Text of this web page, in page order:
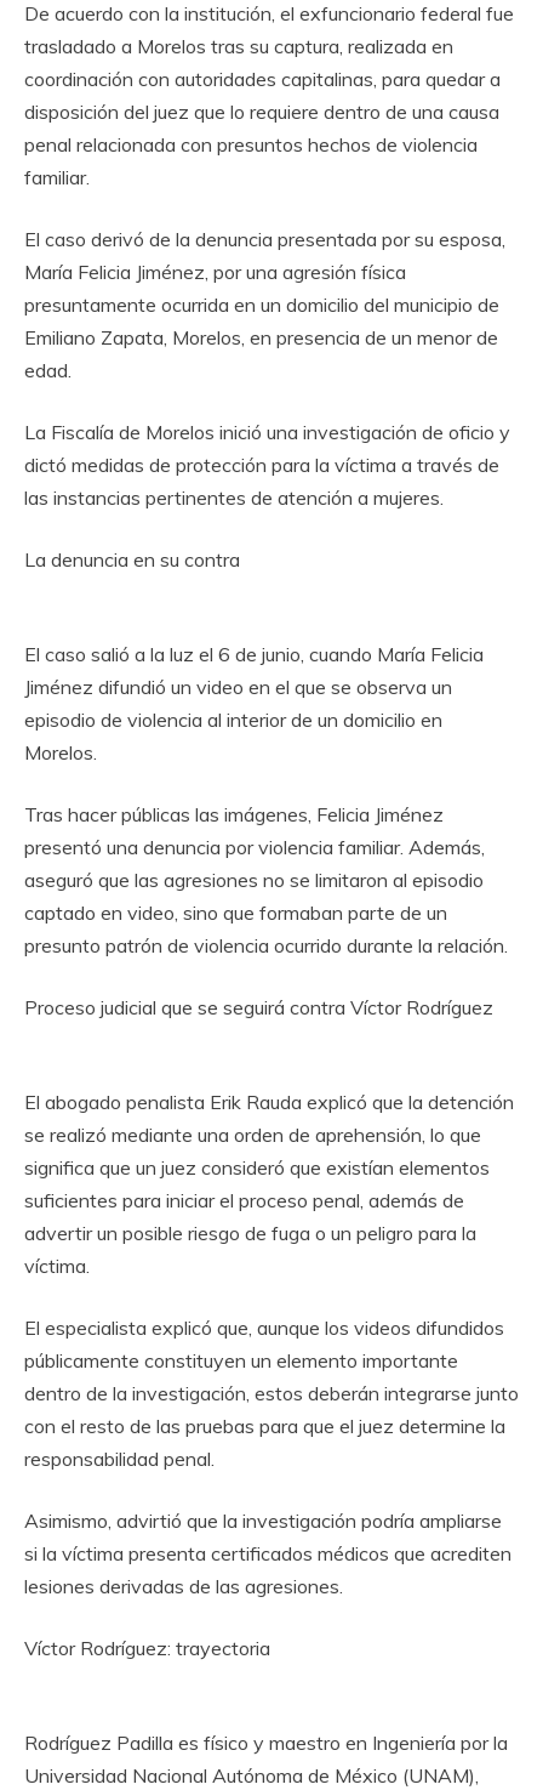
De acuerdo con la institución, el exfuncionario federal fue
trasladado a Morelos tras su captura, realizada en
coordinación con autoridades capitalinas, para quedar a
disposición del juez que lo requiere dentro de una causa
penal relacionada con presuntos hechos de violencia
familiar.
El caso derivó de la denuncia presentada por su esposa,
María Felicia Jiménez, por una agresión física
presuntamente ocurrida en un domicilio del municipio de
Emiliano Zapata, Morelos, en presencia de un menor de
edad.
La Fiscalía de Morelos inició una investigación de oficio y
dictó medidas de protección para la víctima a través de
las instancias pertinentes de atención a mujeres.
La denuncia en su contra
El caso salió a la luz el 6 de junio, cuando María Felicia
Jiménez difundió un video en el que se observa un
episodio de violencia al interior de un domicilio en
Morelos.
Tras hacer públicas las imágenes, Felicia Jiménez
presentó una denuncia por violencia familiar. Además,
aseguró que las agresiones no se limitaron al episodio
captado en video, sino que formaban parte de un
presunto patrón de violencia ocurrido durante la relación.
Proceso judicial que se seguirá contra Víctor Rodríguez
El abogado penalista Erik Rauda explicó que la detención
se realizó mediante una orden de aprehensión, lo que
significa que un juez consideró que existían elementos
suficientes para iniciar el proceso penal, además de
advertir un posible riesgo de fuga o un peligro para la
víctima.
El especialista explicó que, aunque los videos difundidos
públicamente constituyen un elemento importante
dentro de la investigación, estos deberán integrarse junto
con el resto de las pruebas para que el juez determine la
responsabilidad penal.
Asimismo, advirtió que la investigación podría ampliarse
si la víctima presenta certificados médicos que acrediten
lesiones derivadas de las agresiones.
Víctor Rodríguez: trayectoria
Rodríguez Padilla es físico y maestro en Ingeniería por la
Universidad Nacional Autónoma de México (UNAM),